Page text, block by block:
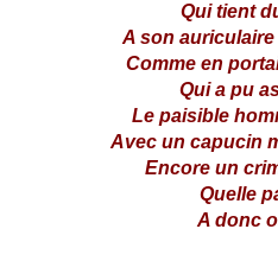
Qui tient
A son auriculaire
Comme en
Qui a pu
Le paisible
Avec un capucin
Encore un
Quelle
A donc